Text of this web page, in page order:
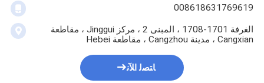
008618631769619
الغرفة 1701-1708 ، المبنى 2 ، مركز Jinggui ، مقاطعة
Cangxian ، مدينة Cangzhou ، مقاطعة Hebei
ﺎﺘﺼﻟ ﺍﻶﻧ